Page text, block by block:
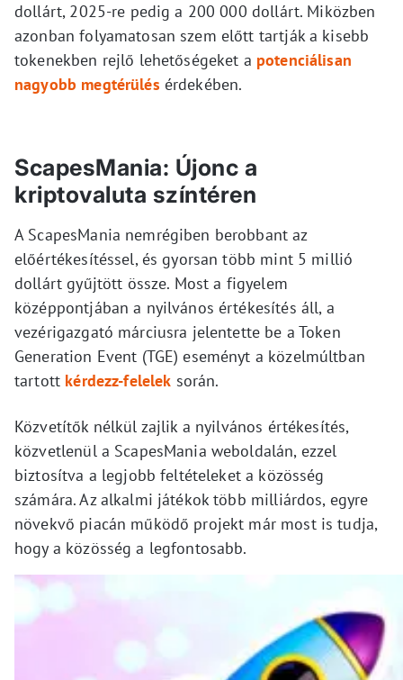
dollárt, 2025-re pedig a 200 000 dollárt. Miközben
azonban folyamatosan szem előtt tartják a kisebb
tokenekben rejlő lehetőségeket a potenciálisan
nagyobb megtérülés érdekében.
ScapesMania: Újonc a
kriptovaluta színtéren
A ScapesMania nemrégiben berobbant az
előértékesítéssel, és gyorsan több mint 5 millió
dollárt gyűjtött össze. Most a figyelem
középpontjában a nyilvános értékesítés áll, a
vezérigazgató márciusra jelentette be a Token
Generation Event (TGE) eseményt a közelmúltban
tartott kérdezz-felelek során.
Közvetítők nélkül zajlik a nyilvános értékesítés,
közvetlenül a ScapesMania weboldalán, ezzel
biztosítva a legjobb feltételeket a közösség
számára. Az alkalmi játékok több milliárdos, egyre
növekvő piacán működő projekt már most is tudja,
hogy a közösség a legfontosabb.